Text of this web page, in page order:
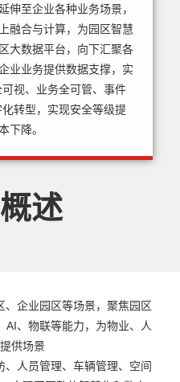
伸至企业各种业务场景，
融合与计算，为园区智慧
大数据平台，向下汇聚各
业业务提供数据支撑，实
视、业务全可管、事件
转型，实现安全等级提
下降。
述
企业园区等场景，聚焦园区
AI、物联等能力，为物业、人
供场景
人员管理、车辆管理、空间